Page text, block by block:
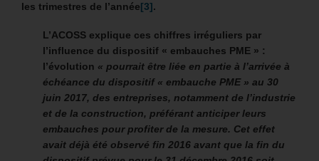
les trimestres de l’année[3].
L’ACOSS explique ces chiffres irréguliers par
l’influence du dispositif « embauches PME » :
l’évolution « pourrait être liée en partie à l’arrivée à
échéance du dispositif « embauche PME » au 30
juin 2017, des entreprises, notamment de l’industrie
et de la construction, préférant anticiper leurs
embauches pour profiter de la mesure. Cet effet
avait déjà été observé fin 2016 avant que la fin du